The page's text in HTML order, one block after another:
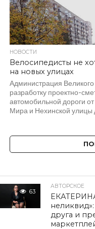
НОВОСТИ
Велосипедисты не
на новых улицах
Администрация
разработку проектно-
автомобильной дороги
Мира и Нехинской улицы
63
АВТОРСКОЕ
друга и